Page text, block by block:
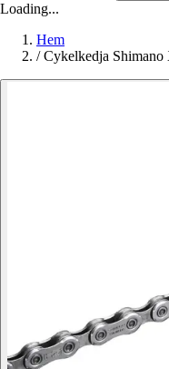
Loading...
Hem
/ Cykelkedja